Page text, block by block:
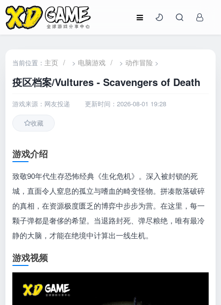
当前位置： 主页 / > 电脑游戏 / >动作冒险 >
疫区档案/Vultures - Scavengers of Death
游戏来源：网友投递 更新时间：2026-08-01 19:28
收藏
游戏介绍
致敬90年代生存恐怖经典《生化危机》。深入被封锁的死
城，直面令人窒息的孤立与嗜血的畸变怪物。拼凑散落破碎
的真相，在资源极度匮乏的博弈中步步为营。在这里，每一
颗子弹都是奢侈的希望。当退路封死、弹尽粮绝，唯有最冷
静的大脑，才能在绝境中计算出一线生机。
游戏视频